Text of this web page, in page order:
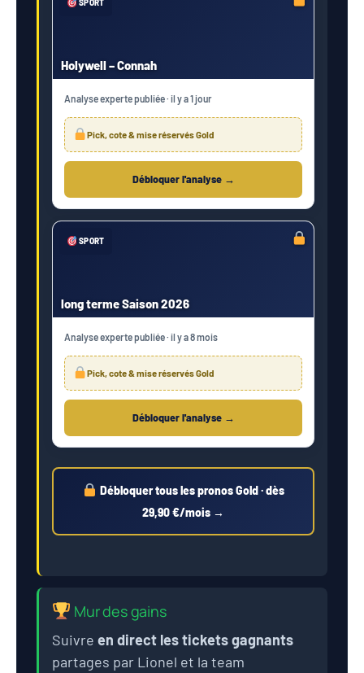
SPORT
Holywell – Connah
Analyse experte publiée · il y a 1 jour
Pick, cote & mise réservés Gold
Débloquer l'analyse →
SPORT
long terme Saison 2026
Analyse experte publiée · il y a 8 mois
Pick, cote & mise réservés Gold
Débloquer l'analyse →
Débloquer tous les pronos Gold · dès
29,90 €/mois →
Mur des gains
Suivre en direct les tickets gagnants
partages par Lionel et la team